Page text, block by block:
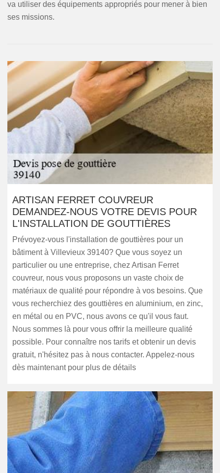
va utiliser des équipements appropriés pour mener à bien
ses missions.
ARTISAN FERRET COUVREUR
DEMANDEZ-NOUS VOTRE DEVIS POUR
L'INSTALLATION DE GOUTTIÈRES
Prévoyez-vous l'installation de gouttières pour un
bâtiment à Villevieux 39140? Que vous soyez un
particulier ou une entreprise, chez Artisan Ferret
couvreur, nous vous proposons un vaste choix de
matériaux de qualité pour répondre à vos besoins. Que
vous recherchiez des gouttières en aluminium, en zinc,
en métal ou en PVC, nous avons ce qu'il vous faut.
Nous sommes là pour vous offrir la meilleure qualité
possible. Pour connaître nos tarifs et obtenir un devis
gratuit, n'hésitez pas à nous contacter. Appelez-nous
dès maintenant pour plus de détails